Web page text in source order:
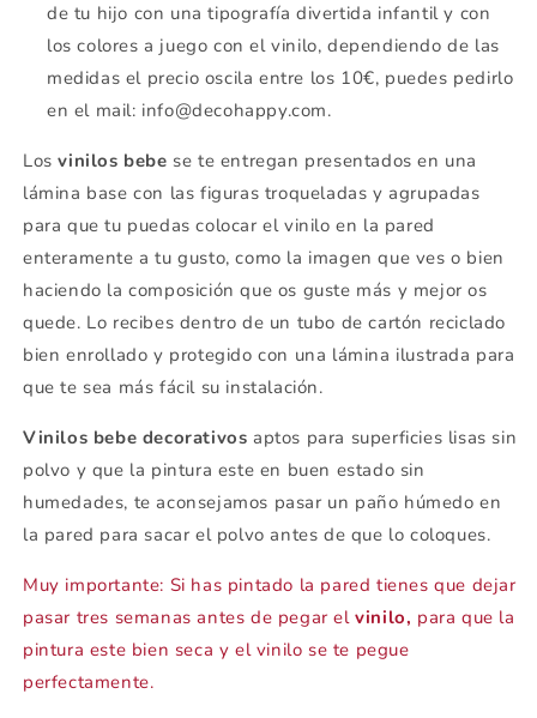
de tu hijo con una tipografía divertida infantil y con
los colores a juego con el vinilo, dependiendo de las
medidas el precio oscila entre los 10€, puedes pedirlo
en el mail: info@decohappy.com.
Losvinilos bebe se te entregan presentados en una
lámina base con las figuras troqueladas y agrupadas
para que tu puedas colocar el vinilo en la pared
enteramente a tu gusto, como la imagen que ves o bien
haciendo la composición que os guste más y mejor os
quede. Lo recibes dentro de un tubo de cartón reciclado
bien enrollado y protegido con una lámina ilustrada para
que te sea más fácil su instalación.
Vinilos bebe decorativos aptos para superficies lisas sin
polvo y que la pintura este en buen estado sin
humedades, te aconsejamos pasar un paño húmedo en
la pared para sacar el polvo antes de que lo coloques.
Muy importante: Si has pintado la pared tienes que dejar
pasar tres semanas antes de pegar elvinilo, para que la
pintura este bien seca y el vinilo se te pegue
perfectamente.